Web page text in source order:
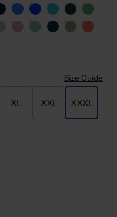
Size Guide
XL XXL XXXL